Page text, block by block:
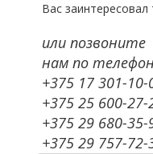
Вас заинтересовал
или позвоните
нам по
+375 17 301-10-
+375 25 600-27-
+375 29 680-35-
+375 29 757-72-